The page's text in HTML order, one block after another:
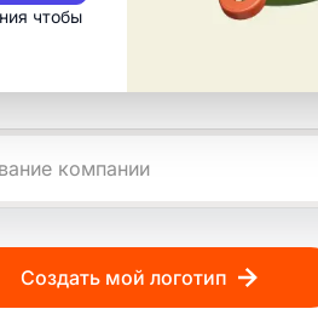
чтобы
минут. Настройте
что нужно для печати,
Создать мой логотип